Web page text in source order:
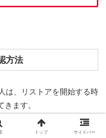
方法
は、リストアを開始する時
ます。
メインのDBを確認しまし
トップ サイドバー